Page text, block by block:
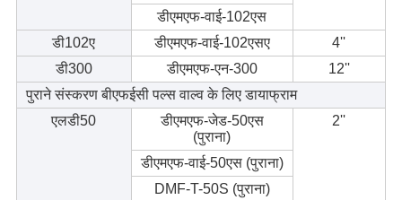
डीएमएफ-वाई-102एस
डी102ए
डीएमएफ-वाई-102एसए
4''
डी300
डीएमएफ-एन-300
12''
पुराने संस्करण बीएफईसी पल्स वाल्व के लिए डायाफ्राम
एलडी50
डीएमएफ-जेड-50एस
(पुराना)
2''
डीएमएफ-वाई-50एस (पुराना)
DMF-T-50S (पुराना)